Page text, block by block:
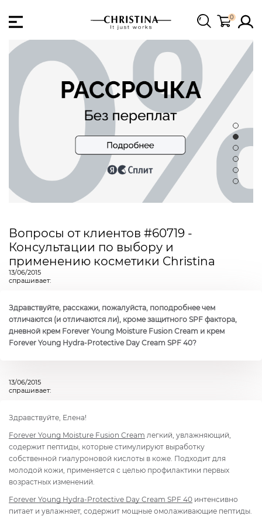
0
Вопросы от клиентов #60719 -
Консультации по выбору и
применению косметики Christina
13/06/2015
спрашивает:
Здравствуйте, расскажи, пожалуйста, поподробнее чем
отличаются (и отличаются ли), кроме защитного SPF фактора,
дневной крем Forever Young Moisture Fusion Cream и крем
Forever Young Hydra-Protective Day Cream SPF 40?
13/06/2015
спрашивает:
Здравствуйте, Елена!
Forever Young Moisture Fusion Cream легкий, увлажняющий,
содержит пептиды, которые стимулируют выработку
собственной гиалуроновой кислоты в коже. Подходит для
молодой кожи, применяется с целью профилактики первых
возрастных изменений.
Forever Young Hydra-Protective Day Cream SPF 40 интенсивно
питает и увлажняет, содержит мощные омолаживающие пептиды.